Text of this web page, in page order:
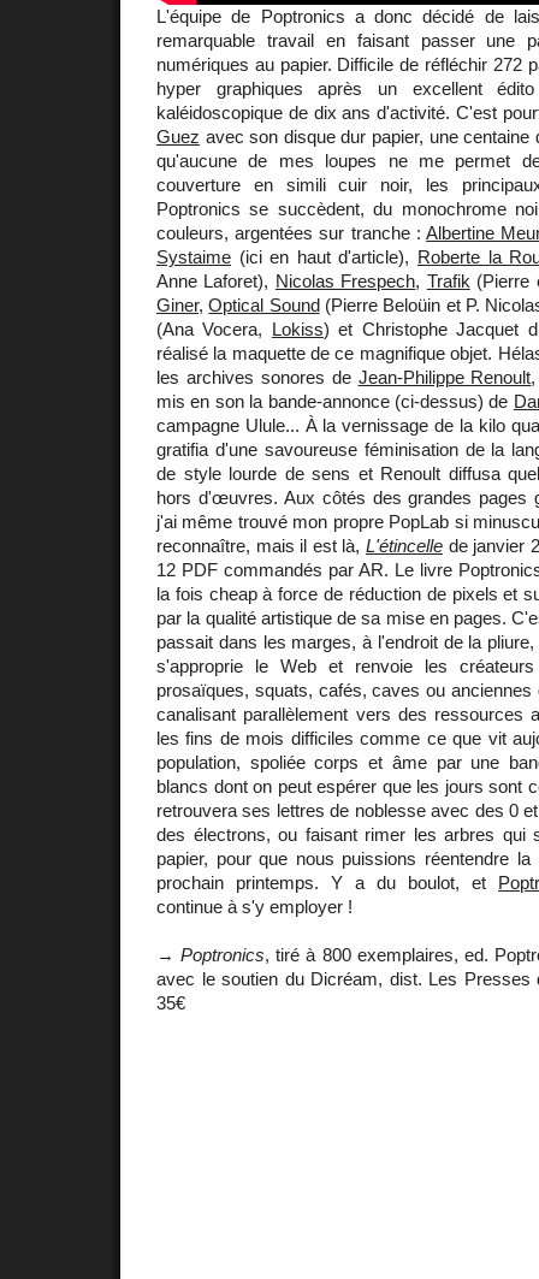
L'équipe de Poptronics a donc décidé de
remarquable travail en faisant passer une
numériques au papier. Difficile de réfléchir 272
hyper graphiques après un excellent
kaléidoscopique de dix ans d'activité. C'est
Guez avec son disque dur papier, une centaine
qu'aucune de mes loupes ne me permet
couverture en simili cuir noir, les
Poptronics se succèdent, du monochrome
couleurs, argentées sur tranche :Albertine
Systaime (ici en haut d'article), Roberte la
Anne Laforet), Nicolas Frespech, Trafik (Pierre
Giner,Optical Sound(Pierre Beloüin et P.
(Ana Vocera, Lokiss) et Christophe Jacquet
réalisé la maquette de ce magnifique objet.
les archives sonores de Jean-Philippe Renoult
mis en son la bande-annonce (ci-dessus) de
campagne Ulule... À la vernissage de la kilo
gratifia d'une savoureuse féminisation de la
de style lourde de sens et Renoult diffusa
hors d'œuvres. Aux côtés des grandes pages
j'ai même trouvé mon propre PopLab si
reconnaître, mais il est là, L'étincellede janvier
12 PDF commandés par AR. Le livre
la fois cheap à force de réduction de pixels et
par la qualité artistique de sa mise en pages.
passait dans les marges, à l'endroit de la
s'approprie le Web et renvoie les
prosaïques, squats, cafés, caves ou
canalisant parallèlement vers des ressources
les fins de mois difficiles comme ce que vit
population, spoliée corps et âme par une
blancs dont on peut espérer que les jours sont
retrouvera ses lettres de noblesse avec des 0
des électrons, ou faisant rimer les arbres qui
papier, pour que nous puissions réentendre
prochain printemps. Y a du boulot, et
continue à s'y employer !
→Poptronics, tiré à 800 exemplaires, ed.
avec le soutien du Dicréam, dist. Les Presses
35€